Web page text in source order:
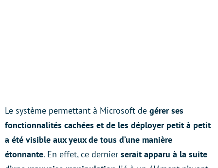
Le système permettant à Microsoft de gérer ses
fonctionnalités cachées et de les déployer petit à petit
a été visible aux yeux de tous d’une manière
étonnante. En effet, ce dernier serait apparu à la suite